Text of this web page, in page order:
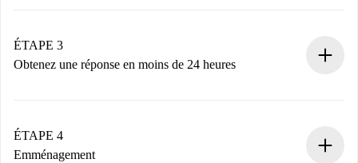
Nous ne vous facturerons rien tant que le propriétaire
n’aura pas accepté.
ÉTAPE 3
Obtenez une réponse en moins de 24 heures
contact avec le propriétaire.
Si refusé : aucun prélèvement et nous vous proposerons
ÉTAPE 4
Emménagement